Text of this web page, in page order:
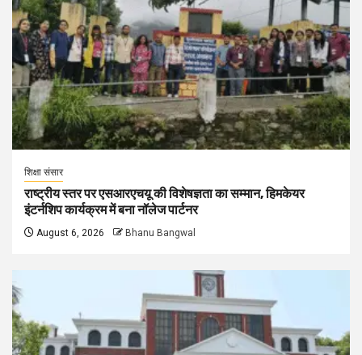
शिक्षा संसार
राष्ट्रीय स्तर पर एसआरएचयू की विशेषज्ञता का सम्मान, हिमकेयर
इंटर्नशिप कार्यक्रम में बना नॉलेज पार्टनर
August 6, 2026 Bhanu Bangwal